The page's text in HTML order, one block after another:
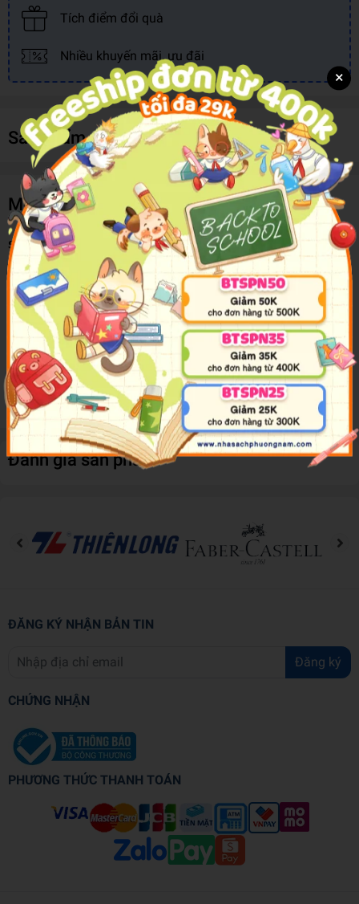
Tích điểm đổi quà
Nhiều khuyến mãi, ưu đãi
Sản phẩm cùng loại
Mô tả sản phẩm
Sew Mini Gardens
More Than 18 Plant Plushies To Stitch & Stuff
We’re digging these 4 gardens full of felt friends! Watch your
sewing skills bloom as you stitch more than 18 different plants and
garden friends. You’ll learn how to make cuddly cacti, sweet
succulents, cute carnivorous plants, a variety of bugs, and even a
little garden gnome.
Đánh giá sản phẩm
ĐĂNG KÝ NHẬN BẢN TIN
Đăng ký
CHỨNG NHẬN
PHƯƠNG THỨC THANH TOÁN
×